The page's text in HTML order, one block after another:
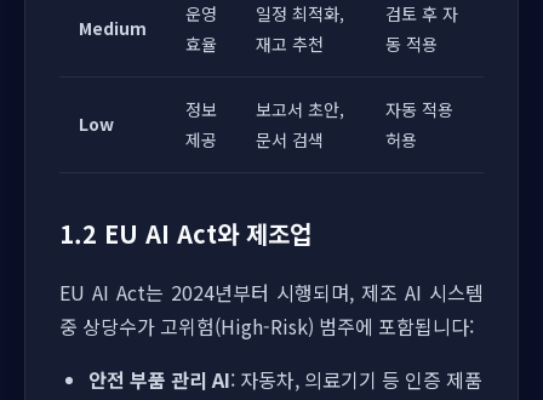
Medium
운영
효율
일정 최적화,
재고 추천
검토 후 자
동 적용
Low
정보
제공
보고서 초안,
문서 검색
자동 적용
허용
1.2 EU AI Act와 제조업
EU AI Act는 2024년부터 시행되며, 제조 AI 시스템
중 상당수가 고위험(High-Risk) 범주에 포함됩니다:
안전 부품 관리 AI: 자동차, 의료기기 등 인증 제품